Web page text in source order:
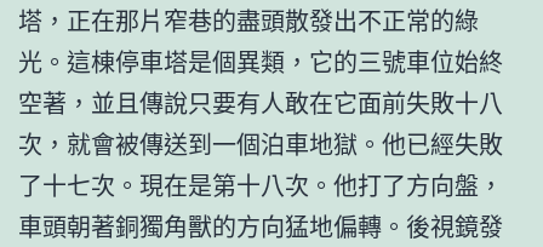
塔，正在那片窄巷的盡頭散發出不正常的綠
光。這棟停車塔是個異類，它的三號車位始終
空著，並且傳說只要有人敢在它面前失敗十八
次，就會被傳送到一個泊車地獄。他已經失敗
了十七次。現在是第十八次。他打了方向盤，
車頭朝著銅獨角獸的方向猛地偏轉。後視鏡發